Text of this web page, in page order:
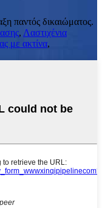
παντός δικαιώματος.
, Λαστιχένια
με ακτίνα,